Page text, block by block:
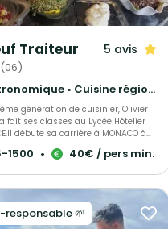
Traiteur 5 avis
Gastronomique • Cuisine régionale • Français Traditionnel
génération de cuisinier, Olivier
fait ses classes au Lycée Hôtelier
débute sa carrière à MONACO à
de Paris, au Mirabeau et au
Palace.Il parfait sa formation à
la cuisine du terroir Provençal.
associé d'une brasserie à Nice,
chef de l'hôtel PLAZA à NICE, il
1500 • 40€ / pers min.
responsable 🌱